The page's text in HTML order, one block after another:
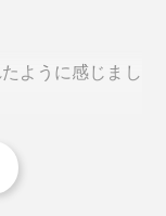
ように感じまし
て、お片付けス